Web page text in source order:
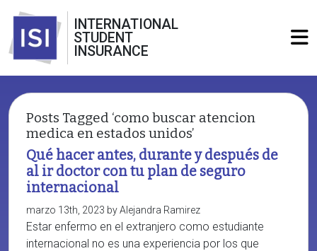
INTERNATIONAL
STUDENT
INSURANCE
Posts Tagged ‘como buscar atencion
medica en estados unidos’
Qué hacer antes, durante y después de
al ir doctor con tu plan de seguro
internacional
marzo 13th, 2023 by Alejandra Ramirez
Estar enfermo en el extranjero como estudiante
internacional no es una experiencia por los que